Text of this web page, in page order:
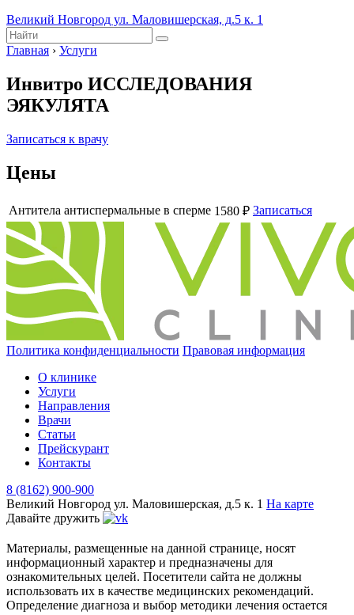
Великий Новгород ул. Маловишерская, д.5 к. 1
Главная › Услуги
Инвитро ИССЛЕДОВАНИЯ
ЭЯКУЛЯТА
Записаться к врачу
Цены
Антитела антиспермальные в сперме 1580 ₽ Записаться
Политика конфиденциальности Правовая информация
О клинике
Услуги
Направления
Врачи
Статьи
Прейскурант
Контакты
8 (8162) 900-900
Великий Новгород ул. Маловишерская, д.5 к. 1 На карте
Давайте дружить
Материалы, размещенные на данной странице, носят
информационный характер и предназначены для
ознакомительных целей. Посетители сайта не должны
использовать их в качестве медицинских рекомендаций.
Определение диагноза и выбор методики лечения остается